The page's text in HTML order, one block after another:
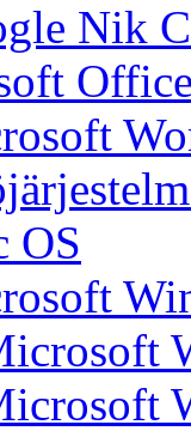
Nik
Office
OS